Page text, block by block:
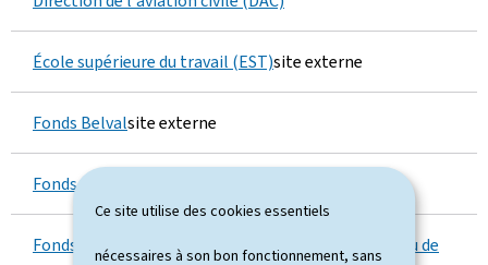
Ce site utilise des cookies essentiels
nécessaires à son bon fonctionnement, sans
École supérieure du travail (EST)site externe
Fonds Belvalsite externe
Fonds culturel national (Focuna)
Fonds d'urbanisation et d'aménagement du plateau de